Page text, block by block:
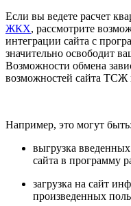
Если вы ведете расчет
ЖКХ, рассмотрите
интеграции сайта с
значительно освободит
Возможности обмена
возможностей сайта ТСЖ
Например, это могут быть:
выгрузка
сайта в программу
загрузка на сайт
произведенных